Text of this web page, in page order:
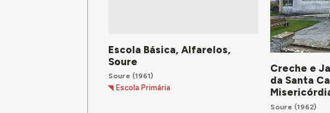
Escola Básica, Alfarelos,
Soure
Soure (1961)
Escola Primária
Creche e
da Santa
Soure (1962)